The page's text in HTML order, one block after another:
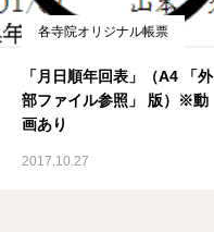
各寺院オリジナル帳票
「月日順年回表」（A4 「外
部ファイル参照」 版）※動
画あり
2017.10.27